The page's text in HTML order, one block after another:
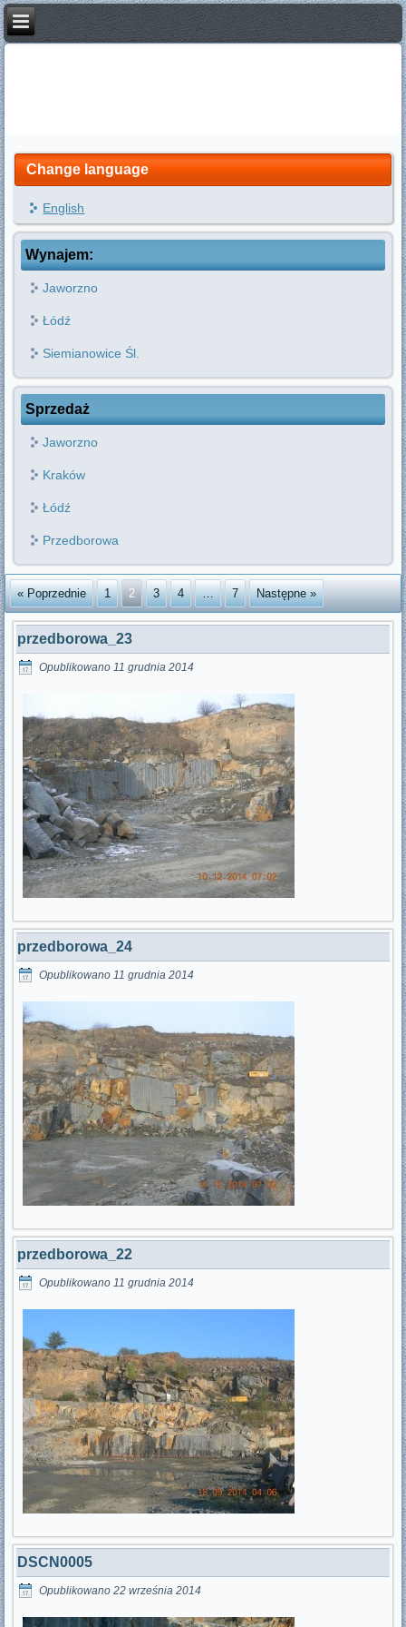
Change language
English
Wynajem:
Jaworzno
Łódź
Siemianowice Śl.
Sprzedaż
Jaworzno
Kraków
Łódź
Przedborowa
« Poprzednie 1 2 3 4 … 7 Następne »
przedborowa_23
Opublikowano 11 grudnia 2014
przedborowa_24
Opublikowano 11 grudnia 2014
przedborowa_22
Opublikowano 11 grudnia 2014
DSCN0005
Opublikowano 22 września 2014